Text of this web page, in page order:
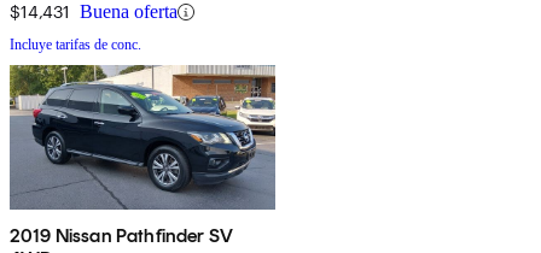
$14,431 Buena oferta
Incluye tarifas de conc.
2019 Nissan Pathfinder SV